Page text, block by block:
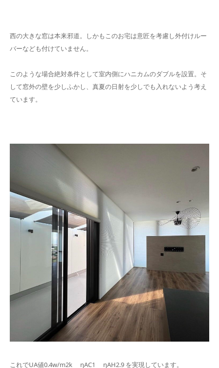
西の大きな窓は本来邪道。しかもこのお宅は意匠を考慮し外付けルー
バーなども付けていません。
このような場合絶対条件として室内側にハニカムのダブルを設置。そ
して窓外の壁を少しふかし、真夏の日射を少しでも入れないよう考え
ています。
これでUA値0.4w/m2k ηAC1 ηAH2.9 を実現しています。